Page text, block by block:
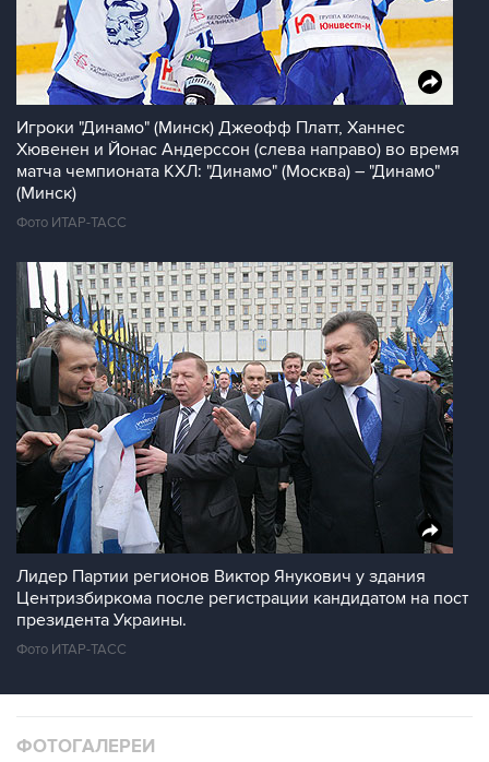
Игроки "Динамо" (Минск) Джеофф Платт, Ханнес
Хювенен и Йонас Андерссон (слева направо) во время
матча чемпионата КХЛ: "Динамо" (Москва) – "Динамо"
(Минск)
Фото ИТАР-ТАСС
Лидер Партии регионов Виктор Янукович у здания
Центризбиркома после регистрации кандидатом на пост
президента Украины.
Фото ИТАР-ТАСС
ФОТОГАЛЕРЕИ